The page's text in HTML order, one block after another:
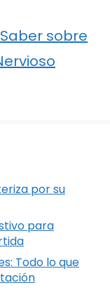
sobre
por su
para
Todo lo que